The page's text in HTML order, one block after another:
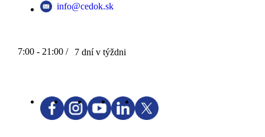
info@cedok.sk
7:00 - 21:00 / 7 dní v týždni